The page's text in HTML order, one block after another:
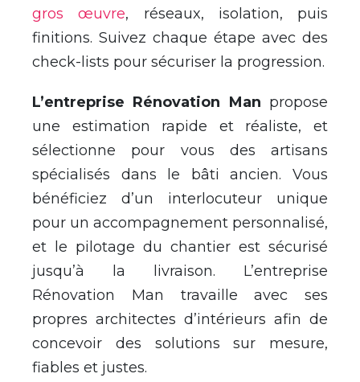
gros œuvre, réseaux, isolation, puis
finitions. Suivez chaque étape avec des
check-lists pour sécuriser la progression.
L’entreprise Rénovation Man propose
une estimation rapide et réaliste, et
sélectionne pour vous des artisans
spécialisés dans le bâti ancien. Vous
bénéficiez d’un interlocuteur unique
pour un accompagnement personnalisé,
et le pilotage du chantier est sécurisé
jusqu’à la livraison. L’entreprise
Rénovation Man travaille avec ses
propres architectes d’intérieurs afin de
concevoir des solutions sur mesure,
fiables et justes.